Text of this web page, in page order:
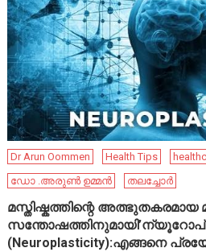
Dr Arun Oommen Health Tips
ഡോ .അരുൺ ഉമ്മൻ
തലച്ചോർ
മസ്തിഷ്കത്തിന്റെ അത്ഭുതകരമായ
(Neuroplasticity):എങ്ങനെ